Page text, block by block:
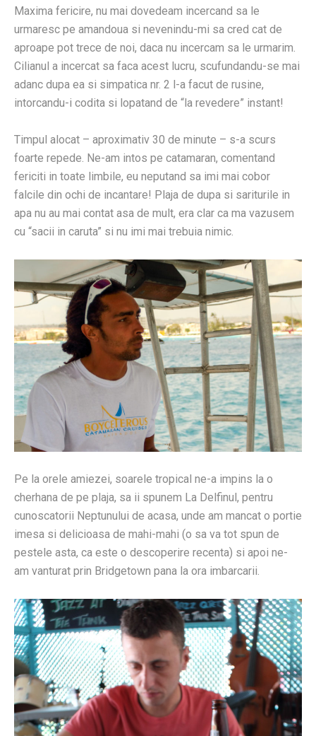
Maxima fericire, nu mai dovedeam incercand sa le
urmaresc pe amandoua si nevenindu-mi sa cred cat de
aproape pot trece de noi, daca nu incercam sa le urmarim.
Cilianul a incercat sa faca acest lucru, scufundandu-se mai
adanc dupa ea si simpatica nr. 2 l-a facut de rusine,
intorcandu-i codita si lopatand de “la revedere” instant!
Timpul alocat – aproximativ 30 de minute – s-a scurs
foarte repede. Ne-am intos pe catamaran, comentand
fericiti in toate limbile, eu neputand sa imi mai cobor
falcile din ochi de incantare! Plaja de dupa si sariturile in
apa nu au mai contat asa de mult, era clar ca ma vazusem
cu “sacii in caruta” si nu imi mai trebuia nimic.
Pe la orele amiezei, soarele tropical ne-a impins la o
cherhana de pe plaja, sa ii spunem La Delfinul, pentru
cunoscatorii Neptunului de acasa, unde am mancat o portie
imesa si delicioasa de mahi-mahi (o sa va tot spun de
pestele asta, ca este o descoperire recenta) si apoi ne-
am vanturat prin Bridgetown pana la ora imbarcarii.